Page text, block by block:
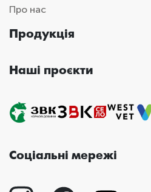
Про нас
Продукція
Наші проєкти
Соціальні мережі